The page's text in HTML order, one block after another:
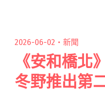
2026-06-02・ 新聞
《安和橋北
冬野推出第